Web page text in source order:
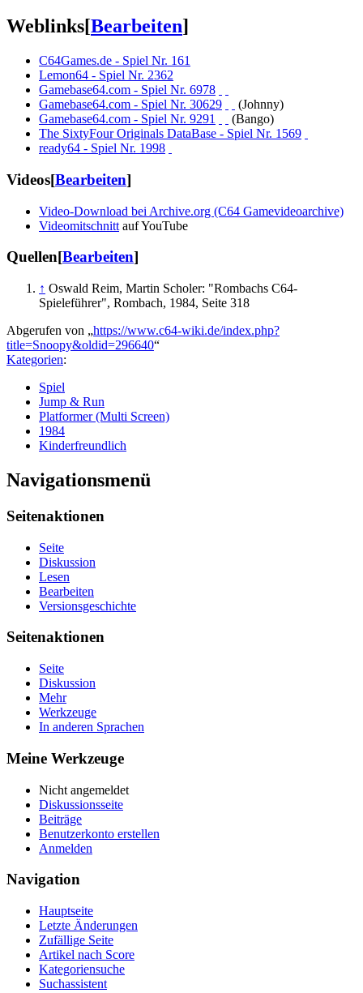
Weblinks[Bearbeiten]
C64Games.de - Spiel Nr. 161
Lemon64 - Spiel Nr. 2362
Gamebase64.com - Spiel Nr. 6978
Gamebase64.com - Spiel Nr. 30629
(Johnny)
Gamebase64.com - Spiel Nr. 9291
(Bango)
The SixtyFour Originals DataBase - Spiel Nr. 1569
ready64 - Spiel Nr. 1998
Videos[Bearbeiten]
Video-Download bei Archive.org (C64 Gamevideoarchive)
Videomitschnitt auf YouTube
Quellen[Bearbeiten]
↑ Oswald Reim, Martin Scholer: "Rombachs C64-
Spieleführer", Rombach, 1984, Seite 318
Abgerufen von „https://www.c64-wiki.de/index.php?
title=Snoopy&oldid=296640“
Kategorien:
Spiel
Jump & Run
Platformer (Multi Screen)
1984
Kinderfreundlich
Navigationsmenü
Seitenaktionen
Seite
Diskussion
Lesen
Bearbeiten
Versionsgeschichte
Seitenaktionen
Seite
Diskussion
Mehr
Werkzeuge
In anderen Sprachen
Meine Werkzeuge
Nicht angemeldet
Diskussionsseite
Beiträge
Benutzerkonto erstellen
Anmelden
Navigation
Hauptseite
Letzte Änderungen
Zufällige Seite
Artikel nach Score
Kategoriensuche
Suchassistent